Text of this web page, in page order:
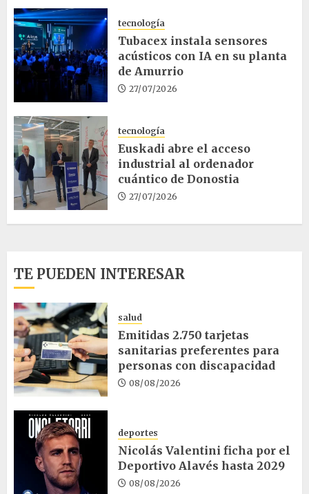
tecnología
Tubacex instala sensores
acústicos con IA en su planta
de Amurrio
27/07/2026
tecnología
Euskadi abre el acceso
industrial al ordenador
cuántico de Donostia
27/07/2026
TE PUEDEN INTERESAR
salud
Emitidas 2.750 tarjetas
sanitarias preferentes para
personas con discapacidad
08/08/2026
deportes
Nicolás Valentini ficha por el
Deportivo Alavés hasta 2029
08/08/2026